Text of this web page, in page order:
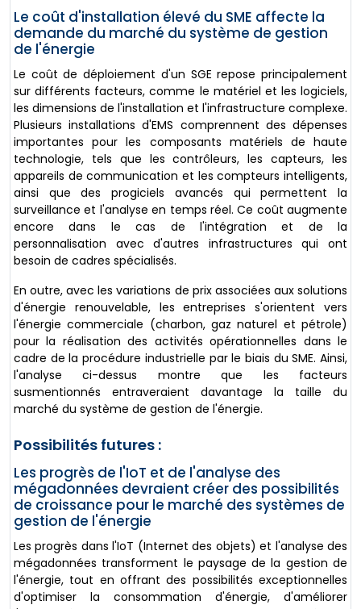
Le coût d'installation élevé du SME affecte la
demande du marché du système de gestion
de l'énergie
Le coût de déploiement d'un SGE repose principalement
sur différents facteurs, comme le matériel et les logiciels,
les dimensions de l'installation et l'infrastructure complexe.
Plusieurs installations d'EMS comprennent des dépenses
importantes pour les composants matériels de haute
technologie, tels que les contrôleurs, les capteurs, les
appareils de communication et les compteurs intelligents,
ainsi que des progiciels avancés qui permettent la
surveillance et l'analyse en temps réel. Ce coût augmente
encore dans le cas de l'intégration et de la
personnalisation avec d'autres infrastructures qui ont
besoin de cadres spécialisés.
En outre, avec les variations de prix associées aux solutions
d'énergie renouvelable, les entreprises s'orientent vers
l'énergie commerciale (charbon, gaz naturel et pétrole)
pour la réalisation des activités opérationnelles dans le
cadre de la procédure industrielle par le biais du SME. Ainsi,
l'analyse ci-dessus montre que les facteurs
susmentionnés entraveraient davantage la taille du
marché du système de gestion de l'énergie.
Possibilités futures :
Les progrès de l'IoT et de l'analyse des
mégadonnées devraient créer des possibilités
de croissance pour le marché des systèmes de
gestion de l'énergie
Les progrès dans l'IoT (Internet des objets) et l'analyse des
mégadonnées transforment le paysage de la gestion de
l'énergie, tout en offrant des possibilités exceptionnelles
d'optimiser la consommation d'énergie, d'améliorer